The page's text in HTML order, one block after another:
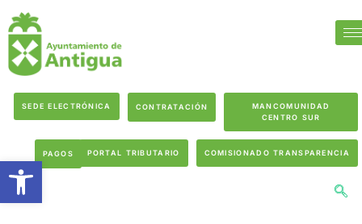
SEDE ELECTRÓNICA CONTRATACIÓN
MANCOMUNIDAD
CENTRO SUR
PAGOS PORTAL TRIBUTARIO COMISIONADO TRANSPARENCIA
Abrir barra de herramientas